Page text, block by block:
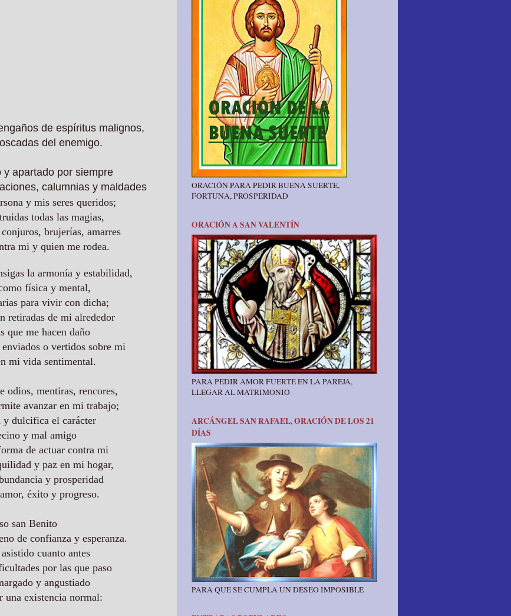
de espíritus malignos,
del enemigo.
y apartado por siempre
calumnias y maldades
y mis seres queridos;
todas las magias,
brujerías, amarres
mi y quien me rodea.
la armonía y estabilidad,
física y mental,
para vivir con dicha;
retiradas de mi alrededor
que me hacen daño
o vertidos sobre mi
mi vida sentimental.
odios, mentiras, rencores,
avanzar en mi trabajo;
y dulcifica el carácter
y mal amigo
de actuar contra mi
y paz en mi hogar,
y prosperidad
éxito y progreso.
san Benito
de confianza y esperanza.
cuanto antes
por las que paso
y angustiado
una existencia normal:
ORACIÓN PARA PEDIR BUENA SUERTE,
FORTUNA, PROSPERIDAD
ORACIÓN A SAN VALENTÍN
PARA PEDIR AMOR FUERTE EN LA PAREJA,
LLEGAR AL MATRIMONIO
ARCÁNGEL SAN RAFAEL, ORACIÓN DE LOS 21
DÍAS
PARA QUE SE CUMPLA UN DESEO IMPOSIBLE